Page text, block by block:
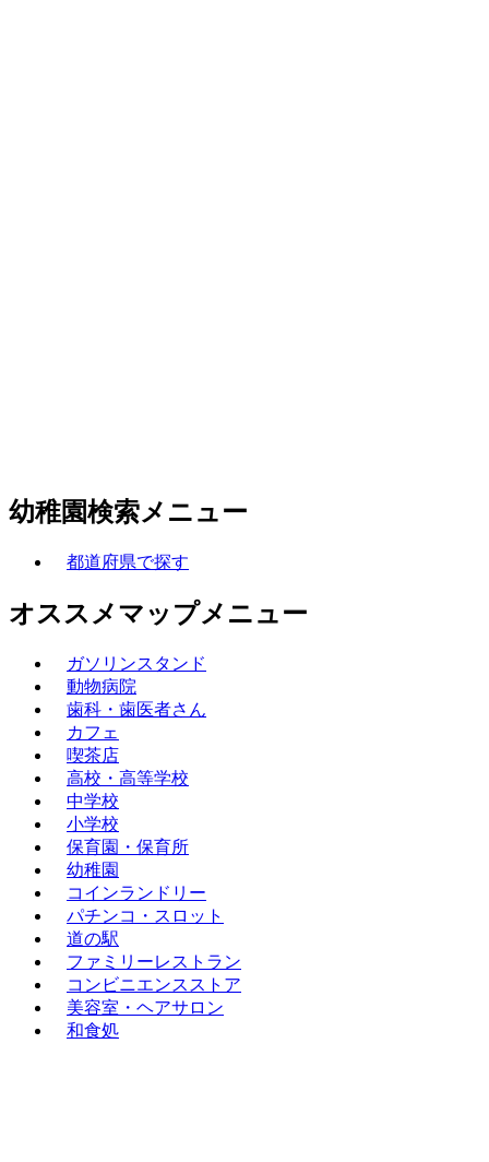
幼稚園検索メニュー
都道府県で探す
オススメマップメニュー
ガソリンスタンド
動物病院
歯科・歯医者さん
カフェ
喫茶店
高校・高等学校
中学校
小学校
保育園・保育所
幼稚園
コインランドリー
パチンコ・スロット
道の駅
ファミリーレストラン
コンビニエンスストア
美容室・ヘアサロン
和食処